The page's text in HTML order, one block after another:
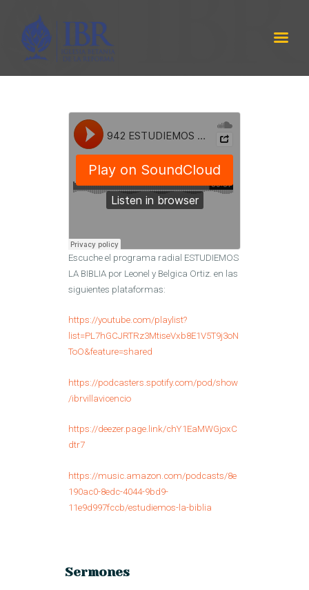
SERMÓNES
PROGRAMA RADIAL
ACERCA DE NOSOTROS
CONTÁCTANOS
EQUIPO DE TRABAJO
Escuche el programa radial ESTUDIEMOS
LA BIBLIA por Leonel y Belgica Ortiz. en las
siguientes plataformas:
https://youtube.com/playlist?
list=PL7hGCJRTRz3MtiseVxb8E1V5T9j3oN
ToO&feature=shared
https://podcasters.spotify.com/pod/show
/ibrvillavicencio
https://deezer.page.link/chY1EaMWGjoxC
dtr7
https://music.amazon.com/podcasts/8e
190ac0-8edc-4044-9bd9-
11e9d997fccb/estudiemos-la-biblia
Sermones